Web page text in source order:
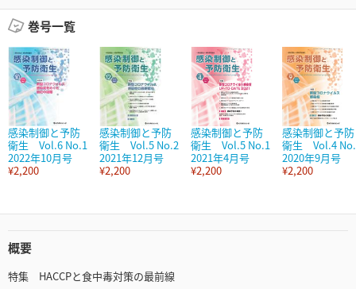
巻号一覧
感染制御と予防
衛生 Vol.6 No.1
2022年10月号
¥2,200
感染制御と予防
衛生 Vol.5 No.2
2021年12月号
¥2,200
感染制御と予防
衛生 Vol.5 No.1
2021年4月号
¥2,200
感染制御と予防
衛生 Vol.4
2020年9月号
¥2,200
概要
特集 HACCPと食中毒対策の最前線